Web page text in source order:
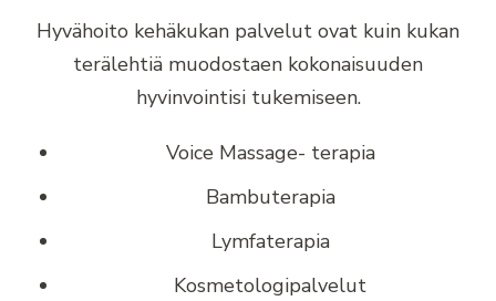
Hyvähoito kehäkukan palvelut ovat kuin kukan
terälehtiä muodostaen kokonaisuuden
hyvinvointisi tukemiseen.
Voice Massage- terapia
Bambuterapia
Lymfaterapia
Kosmetologipalvelut